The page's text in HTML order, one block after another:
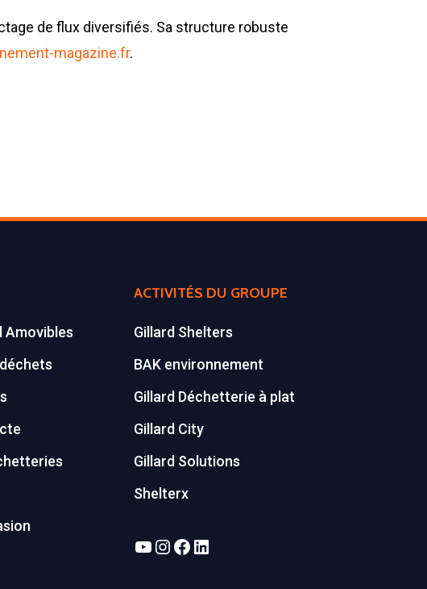
de flux diversifiés. Sa structure robuste
magazine.fr.
Amovibles
ACTIVITÉS DU GROUPE
Gillard Shelters
BAK environnement
Gillard Déchetterie à plat
Gillard City
Gillard Solutions
Shelterx
YouTube
Instagram
Facebook